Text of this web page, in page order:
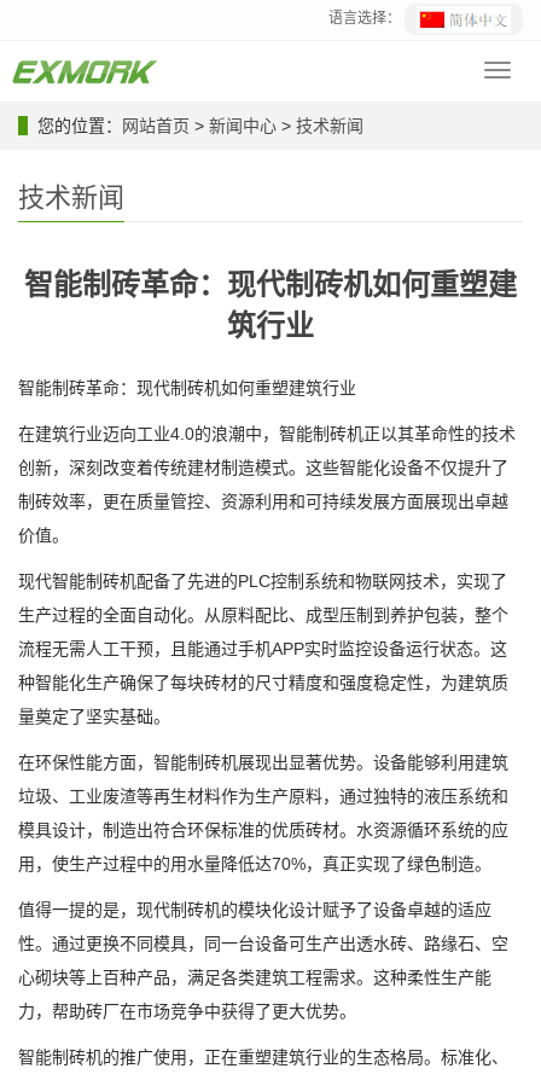
语言选择：
您的位置：
网站首页 > 新闻中心 > 技术新闻
技术新闻
智能制砖革命：现代制砖机如何重塑建
筑行业
智能制砖革命：现代制砖机如何重塑建筑行业
在建筑行业迈向工业4.0的浪潮中，智能制砖机正以其革命性的技术
创新，深刻改变着传统建材制造模式。这些智能化设备不仅提升了
制砖效率，更在质量管控、资源利用和可持续发展方面展现出卓越
价值。
现代智能制砖机配备了先进的PLC控制系统和物联网技术，实现了
生产过程的全面自动化。从原料配比、成型压制到养护包装，整个
流程无需人工干预，且能通过手机APP实时监控设备运行状态。这
种智能化生产确保了每块砖材的尺寸精度和强度稳定性，为建筑质
量奠定了坚实基础。
在环保性能方面，智能制砖机展现出显著优势。设备能够利用建筑
垃圾、工业废渣等再生材料作为生产原料，通过独特的液压系统和
模具设计，制造出符合环保标准的优质砖材。水资源循环系统的应
用，使生产过程中的用水量降低达70%，真正实现了绿色制造。
值得一提的是，现代制砖机的模块化设计赋予了设备卓越的适应
性。通过更换不同模具，同一台设备可生产出透水砖、路缘石、空
心砌块等上百种产品，满足各类建筑工程需求。这种柔性生产能
力，帮助砖厂在市场竞争中获得了更大优势。
智能制砖机的推广使用，正在重塑建筑行业的生态格局。标准化、